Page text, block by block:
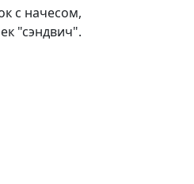
с начесом,
"сэндвич".